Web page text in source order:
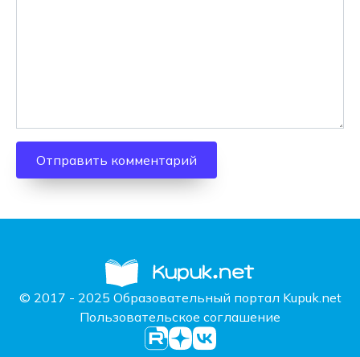
© 2017 - 2025 Образовательный портал Kupuk.net
Пользовательское соглашение